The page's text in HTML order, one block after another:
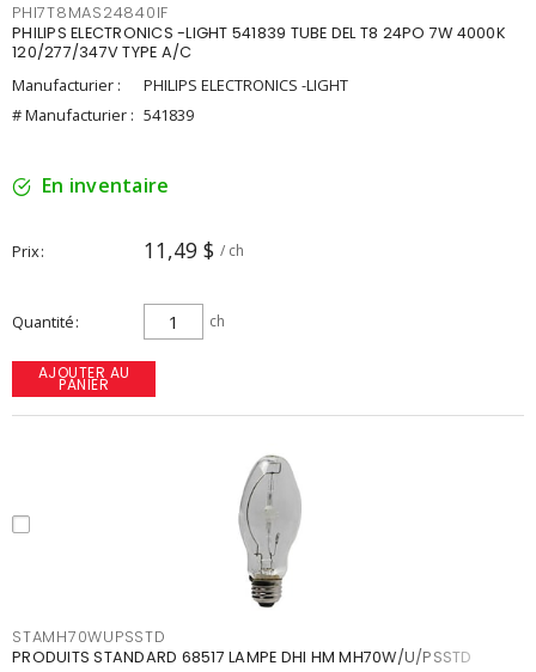
PHI7T8MAS24840IF
PHILIPS ELECTRONICS -LIGHT 541839 TUBE DEL T8 24PO 7W 4000K
120/277/347V TYPE A/C
Manufacturier :
PHILIPS ELECTRONICS -LIGHT
# Manufacturier : 541839
En inventaire
Prix 11,49 $ / ch
Quantité ch
AJOUTER AU
PANIER
STAMH70WUPSSTD
PRODUITS STANDARD 68517 LAMPE DHI HM MH70W/U/PSSTD